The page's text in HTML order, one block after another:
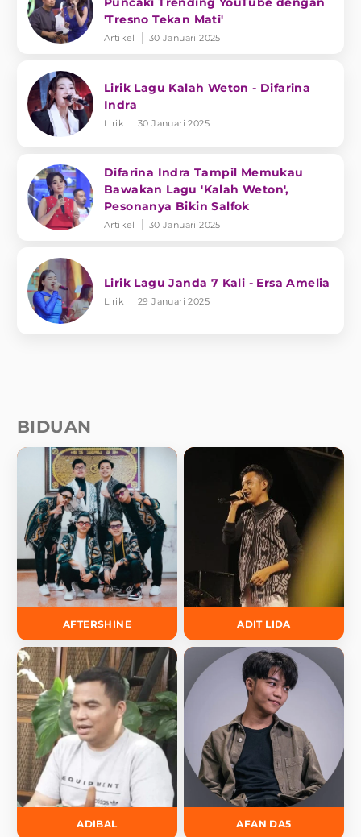
'Tresno Tekan Mati'
Artikel 30 Januari 2025
Lirik Lagu Kalah Weton - Difarina
Indra
Lirik 30 Januari 2025
Difarina Indra Tampil Memukau
Bawakan Lagu 'Kalah Weton',
Pesonanya Bikin Salfok
Artikel 30 Januari 2025
Lirik Lagu Janda 7 Kali - Ersa Amelia
Lirik 29 Januari 2025
BIDUAN
AFTERSHINE ADIT LIDA
ADIBAL AFAN DA5